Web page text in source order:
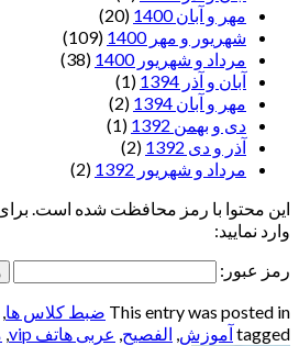
مهر و آبان 1400
(20)
شهریور و مهر 1400
(109)
مرداد و شهریور 1400
(38)
آبان و آذر 1394
(1)
مهر و آبان 1394
(2)
دی و بهمن 1392
(1)
آذر و دی 1392
(2)
مرداد و شهریور 1392
(2)
این محتوا با رمز محافظت شده است.
وارد نمایید:
رمز عبور:
This entry was posted in ضبط کلاس ها,
tagged آموزش, الفصيح, عربی هاتف vip ,